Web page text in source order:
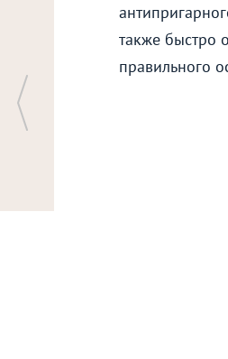
также быстро
правильного